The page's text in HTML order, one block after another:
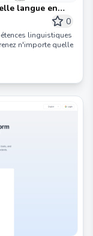
langue en
0
linguistiques
n'importe quelle